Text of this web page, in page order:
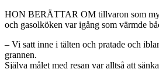
HON BERÄTTAR OM tillvaron som
och gasolköken var igång som värmde
– Vi satt inne i tälten och pratade och
grannen.
Själva målet med resan var alltså att